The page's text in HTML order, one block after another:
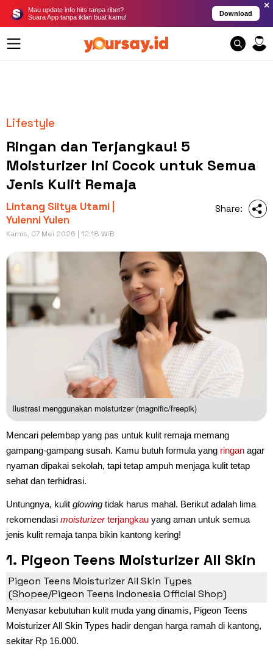
Mau update info hits tanpa ribet?
Suara App tanpa iklan buat kamu!
Download
×
Lifestyle
Ringan dan Terjangkau! 5
Moisturizer Ini Cocok untuk Semua
Jenis Kulit Remaja
Lintang Siltya Utami |
Yulenni Yulen
Kamis, 07 Mei 2026 | 12:18 WIB
Share:
Ilustrasi menggunakan moisturizer (magnific/freepik)
Mencari pelembap yang pas untuk kulit remaja memang
gampang-gampang susah. Kamu butuh formula yang ringan agar
nyaman dipakai sekolah, tapi tetap ampuh menjaga kulit tetap
sehat dan terhidrasi.
Untungnya, kulit glowing tidak harus mahal. Berikut adalah lima
rekomendasi moisturizer terjangkau yang aman untuk semua
jenis kulit remaja tanpa bikin kantong kering!
1. Pigeon Teens Moisturizer All Skin
Types
Pigeon Teens Moisturizer All Skin Types
(Shopee/Pigeon Teens Indonesia Official Shop)
Menyasar kebutuhan kulit muda yang dinamis, Pigeon Teens
Moisturizer All Skin Types hadir dengan harga ramah di kantong,
sekitar Rp 16.000.